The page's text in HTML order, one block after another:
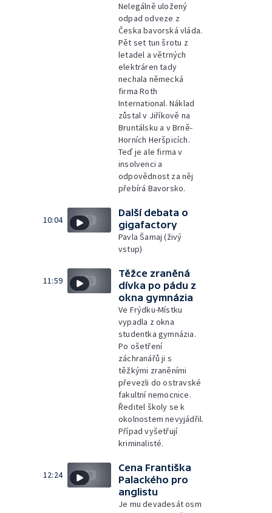
Nelegálně uložený
odpad odveze z
Česka bavorská vláda.
Pět set tun šrotu z
letadel a větrných
elektráren tady
nechala německá
firma Roth
International. Náklad
zůstal v Jiříkově na
Bruntálsku a v Brně-
Horních Heršpicích.
Teď je ale firma v
insolvenci a
odpovědnost za něj
přebírá Bavorsko.
10:04
Další debata o
gigafactory
Pavla Šamaj (živý
vstup)
11:59
Těžce zraněná
dívka po pádu z
okna gymnázia
Ve Frýdku-Místku
vypadla z okna
studentka gymnázia.
Po ošetření
záchranářů ji s
těžkými zraněními
převezli do ostravské
fakultní nemocnice.
Ředitel školy se k
okolnostem nevyjádřil.
Případ vyšetřují
kriminalisté.
12:24
Cena Františka
Palackého pro
anglistu
Je mu devadesát osm